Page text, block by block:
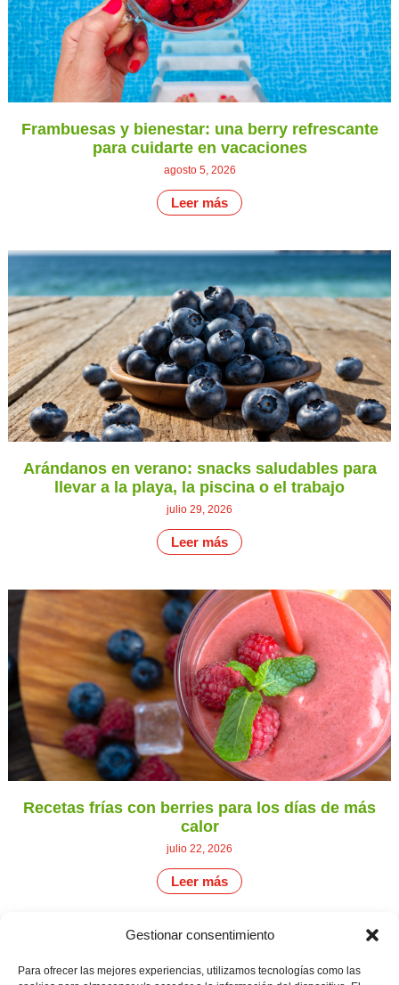
Gestionar consentimiento
Para ofrecer las mejores experiencias, utilizamos tecnologías como las
Frambuesas y bienestar: una berry refrescante
para cuidarte en vacaciones
agosto 5, 2026
Leer más
Arándanos en verano: snacks saludables para
llevar a la playa, la piscina o el trabajo
julio 29, 2026
Leer más
Recetas frías con berries para los días de más
calor
julio 22, 2026
Leer más
Productores
Camino de
Aviso legal